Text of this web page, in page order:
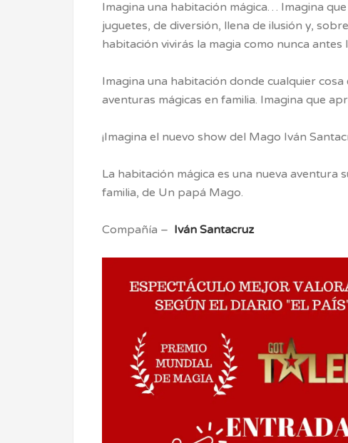
Imagina una habitación mágica… Imagina
juguetes, de diversión, llena de ilusión y,
habitación vivirás la magia como nunca antes
Imagina una habitación donde cualquier
aventuras mágicas en familia. Imagina que
¡Imagina el nuevo show del Mago Iván
La habitación mágica es una nueva aventura
familia, de Un papá Mago.
Compañía – Iván Santacruz